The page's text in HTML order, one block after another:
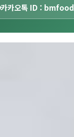
카카오톡 ID : bmfood